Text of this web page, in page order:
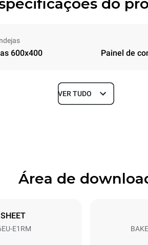
do
600x400 Painel de
Profundidade
Dimensão das
VER TUDO
Área de
E1RM